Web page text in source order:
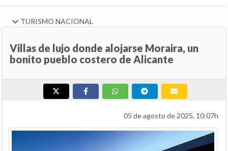
TURISMO NACIONAL
Villas de lujo donde alojarse Moraira, un
bonito pueblo costero de Alicante
05 de agosto de 2025, 10:07h